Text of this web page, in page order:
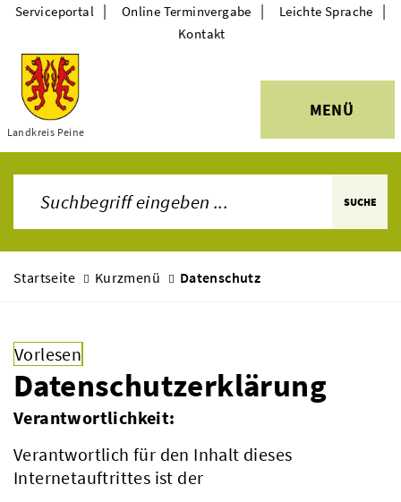
Themen
Landkreis Peine
MENÜ
Serviceportal | Online Terminvergabe | Leichte Sprache |
Kontakt
SUCHE
Startseite Kurzmenü Datenschutz
Vorlesen
Datenschutzerklärung
Verantwortlichkeit:
Verantwortlich für den Inhalt dieses
Internetauftrittes ist der